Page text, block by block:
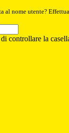
al nome utente?
controllare la